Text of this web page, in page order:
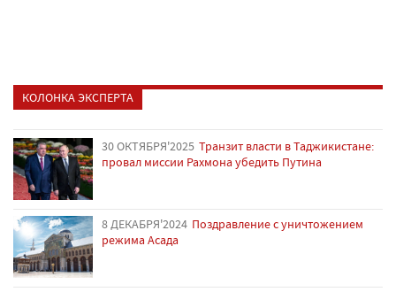
КОЛОНКА ЭКСПЕРТА
30 ОКТЯБРЯ'2025 Транзит власти в Таджикистане:
провал миссии Рахмона убедить Путина
8 ДЕКАБРЯ'2024 Поздравление с уничтожением
режима Асада